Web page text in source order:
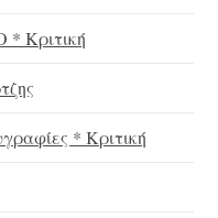
Κριτική
* Κριτική